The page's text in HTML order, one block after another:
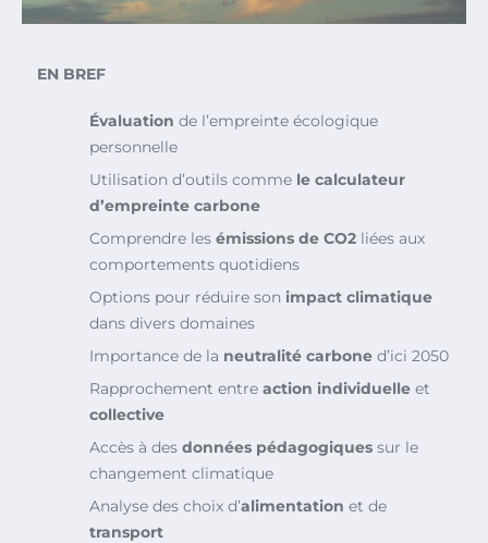
EN BREF
Évaluation de l’empreinte écologique
personnelle
Utilisation d’outils comme le calculateur
d’empreinte carbone
Comprendre les émissions de CO2 liées aux
comportements quotidiens
Options pour réduire son impact climatique
dans divers domaines
Importance de la neutralité carbone d’ici 2050
Rapprochement entre action individuelle et
collective
Accès à des données pédagogiques sur le
changement climatique
Analyse des choix d’alimentation et de
transport